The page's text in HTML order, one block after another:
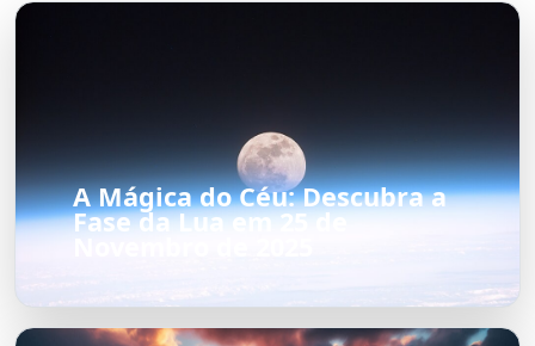
A Mágica do Céu: Descubra a
Fase da Lua em 25 de